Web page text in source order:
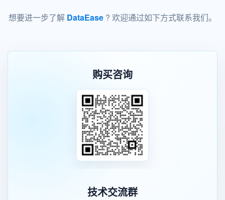
想要进一步了解 DataEase ? 欢迎通过如下方式联系我们。
购买咨询
技术交流群